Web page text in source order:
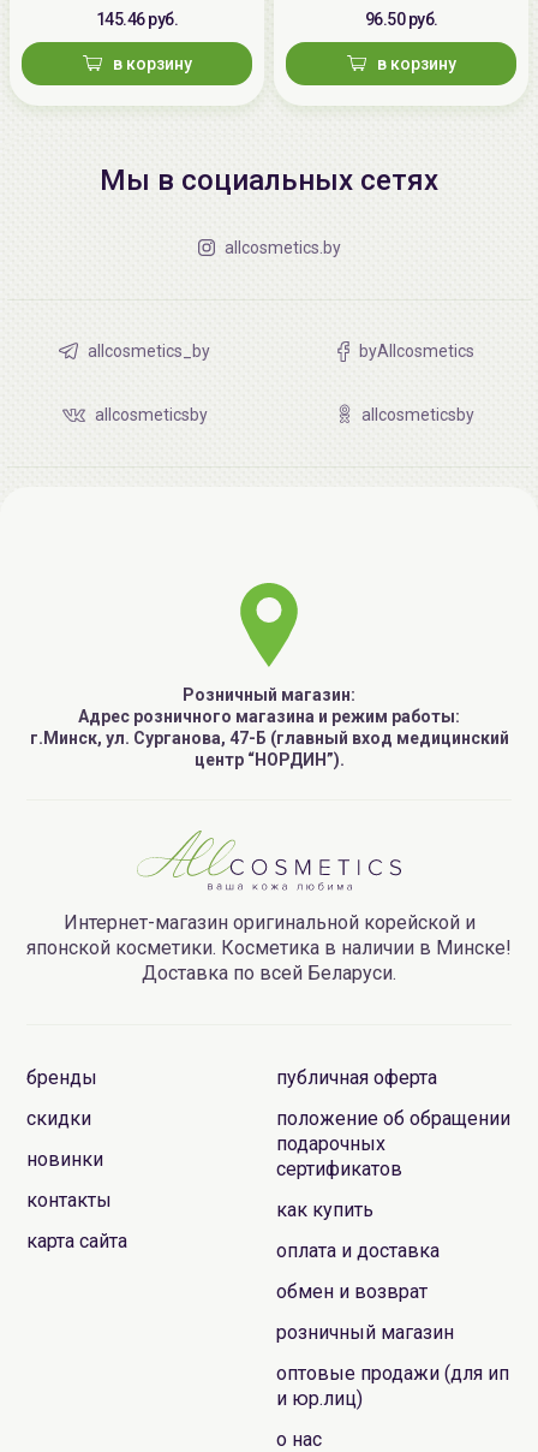
145.46 руб.
в корзину
96.50 руб.
в корзину
Мы в социальных сетях
allcosmetics.by
allcosmetics_by byAllcosmetics
allcosmeticsby allcosmeticsby
Розничный магазин:
Адрес розничного магазина и режим работы:
г.Минск, ул. Сурганова, 47-Б (главный вход медицинский
центр “НОРДИН”).
Интернет-магазин оригинальной корейской и
японской косметики. Косметика в наличии в Минске!
Доставка по всей Беларуси.
бренды
скидки
новинки
контакты
карта сайта
публичная оферта
положение об обращении
подарочных
сертификатов
как купить
оплата и доставка
обмен и возврат
розничный магазин
оптовые продажи (для ип
и юр.лиц)
о нас